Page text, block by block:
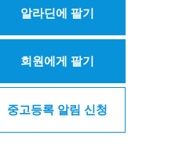
알라딘에 팔기
회원에게 팔기
중고등록 알림 신청